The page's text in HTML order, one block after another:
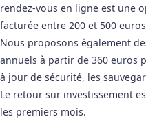
rendez-vous en ligne est une
facturée entre 200 et 500
Nous proposons également
annuels à partir de 360 euros
à jour de sécurité, les
Le retour sur investissement
les premiers mois.